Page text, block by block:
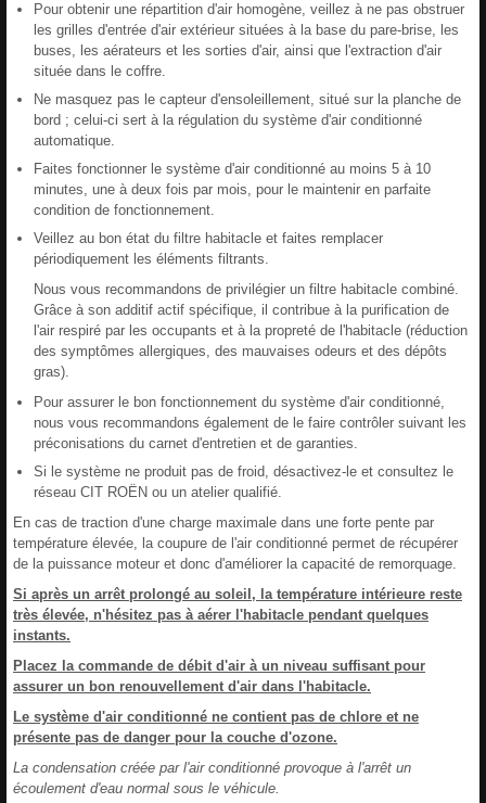
Pour obtenir une répartition d'air homogène, veillez à ne pas obstruer
les grilles d'entrée d'air extérieur situées à la base du pare-brise, les
buses, les aérateurs et les sorties d'air, ainsi que l'extraction d'air
située dans le coffre.
Ne masquez pas le capteur d'ensoleillement, situé sur la planche de
bord ; celui-ci sert à la régulation du système d'air conditionné
automatique.
Faites fonctionner le système d'air conditionné au moins 5 à 10
minutes, une à deux fois par mois, pour le maintenir en parfaite
condition de fonctionnement.
Veillez au bon état du filtre habitacle et faites remplacer
périodiquement les éléments filtrants.
Nous vous recommandons de privilégier un filtre habitacle combiné.
Grâce à son additif actif spécifique, il contribue à la purification de
l'air respiré par les occupants et à la propreté de l'habitacle (réduction
des symptômes allergiques, des mauvaises odeurs et des dépôts
gras).
Pour assurer le bon fonctionnement du système d'air conditionné,
nous vous recommandons également de le faire contrôler suivant les
préconisations du carnet d'entretien et de garanties.
Si le système ne produit pas de froid, désactivez-le et consultez le
réseau CIT ROËN ou un atelier qualifié.
En cas de traction d'une charge maximale dans une forte pente par
température élevée, la coupure de l'air conditionné permet de récupérer
de la puissance moteur et donc d'améliorer la capacité de remorquage.
Si après un arrêt prolongé au soleil, la température intérieure reste
très élevée, n'hésitez pas à aérer l'habitacle pendant quelques
instants.
Placez la commande de débit d'air à un niveau suffisant pour
assurer un bon renouvellement d'air dans l'habitacle.
Le système d'air conditionné ne contient pas de chlore et ne
présente pas de danger pour la couche d'ozone.
La condensation créée par l'air conditionné provoque à l'arrêt un
écoulement d'eau normal sous le véhicule.